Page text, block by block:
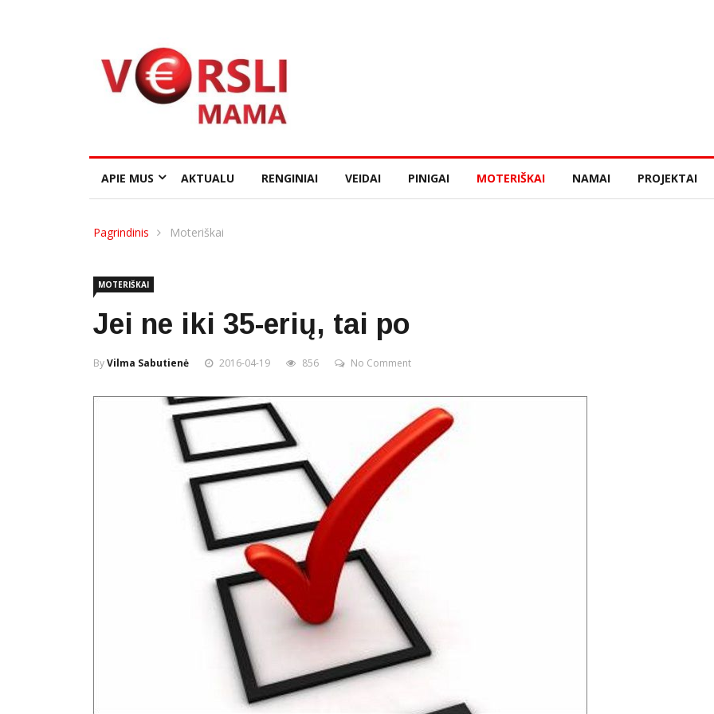
APIE MUS AKTUALU RENGINIAI VEIDAI PINIGAI MOTERIŠKAI NAMAI PROJEKTAI
Pagrindinis Moteriškai
MOTERIŠKAI
Jei ne iki 35-erių, tai po
ByVilma Sabutienė 2016-04-19 856 No Comment